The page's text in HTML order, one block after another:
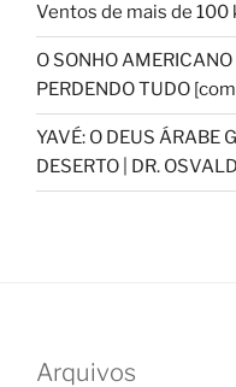
Ventos de mais de
O SONHO
PERDENDO TUDO
YAVÉ: O DEUS ÁRABE
DESERTO | DR.
Arquivos